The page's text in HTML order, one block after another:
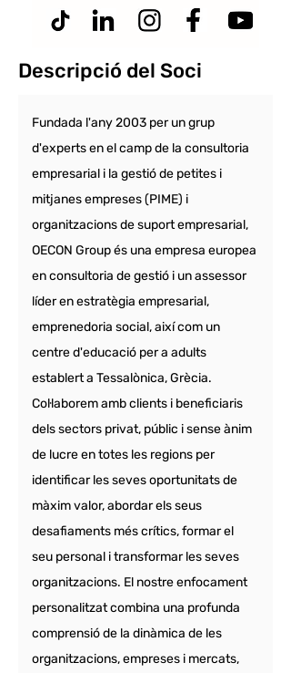
Descripció del Soci
Fundada l'any 2003 per un grup
d'experts en el camp de la consultoria
empresarial i la gestió de petites i
mitjanes empreses (PIME) i
organitzacions de suport empresarial,
OECON Group és una empresa europea
en consultoria de gestió i un assessor
líder en estratègia empresarial,
emprenedoria social, així com un
centre d'educació per a adults
establert a Tessalònica, Grècia.
Col·laborem amb clients i beneficiaris
dels sectors privat, públic i sense ànim
de lucre en totes les regions per
identificar les seves oportunitats de
màxim valor, abordar els seus
desafiaments més crítics, formar el
seu personal i transformar les seves
organitzacions. El nostre enfocament
personalitzat combina una profunda
comprensió de la dinàmica de les
organitzacions, empreses i mercats,